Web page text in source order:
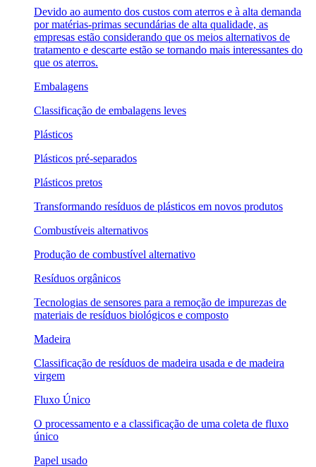
Devido ao aumento dos custos com aterros e à alta demanda
por matérias-primas secundárias de alta qualidade, as
empresas estão considerando que os meios alternativos de
tratamento e descarte estão se tornando mais interessantes do
que os aterros.
Embalagens
Classificação de embalagens leves
Plásticos
Plásticos pré-separados
Plásticos pretos
Transformando resíduos de plásticos em novos produtos
Combustíveis alternativos
Produção de combustível alternativo
Resíduos orgânicos
Tecnologias de sensores para a remoção de impurezas de
materiais de resíduos biológicos e composto
Madeira
Classificação de resíduos de madeira usada e de madeira
virgem
Fluxo Único
O processamento e a classificação de uma coleta de fluxo
único
Papel usado